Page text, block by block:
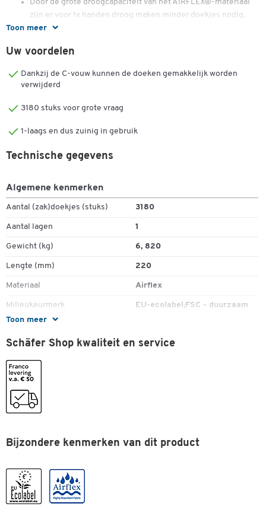
Toon meer
Door de grote droogcapaciteit van het AIRFLEX®-materiaal
zijn er voor 1x handen droog maken minder doekjes nodig,
wat leidt tot minder verbruik en minder afval
Afmetingen: 215 x 315 mm intergevouwen
Uw voordelen
Dankzij de C-vouw kunnen de doeken gemakkelijk worden
verwijderd
3180 stuks voor grote vraag
1-laags en dus zuinig in gebruik
Toon meer
Technische gegevens
Algemene kenmerken
Aantal (zak)doekjes (stuks) 3180
Aantal lagen 1
Gewicht (kg) 6, 820
Lengte (mm) 220
Materiaal Airflex
Milieukeurmerk
EU-ecolabel;FSC - duurzaam
Vouwwijze C-vouw
Afmetingen
Breedte (mm)
Schäfer Shop kwaliteit en service
Bijzondere kenmerken van dit product
Dubbelklik om in te zoomen